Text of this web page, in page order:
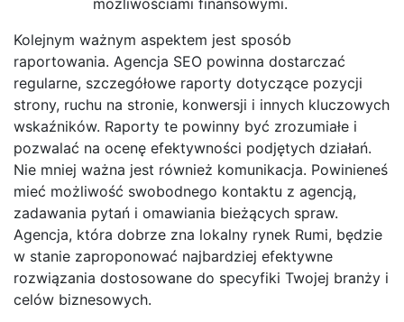
Kolejnym ważnym aspektem jest sposób
raportowania. Agencja SEO powinna dostarczać
regularne, szczegółowe raporty dotyczące pozycji
strony, ruchu na stronie, konwersji i innych kluczowych
wskaźników. Raporty te powinny być zrozumiałe i
pozwalać na ocenę efektywności podjętych działań.
Nie mniej ważna jest również komunikacja. Powinieneś
mieć możliwość swobodnego kontaktu z agencją,
zadawania pytań i omawiania bieżących spraw.
Agencja, która dobrze zna lokalny rynek Rumi, będzie
w stanie zaproponować najbardziej efektywne
rozwiązania dostosowane do specyfiki Twojej branży i
celów biznesowych.